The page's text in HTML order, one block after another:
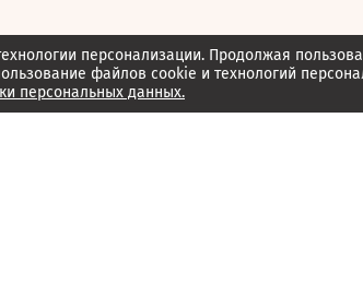
персонализации. Продолжая
файлов cookie и технологий
персональных данных.